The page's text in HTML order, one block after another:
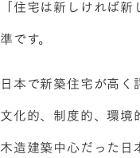
「住宅は新しければ
準です。
日本で新築住宅が高く
文化的、制度的、環境
木造建築中心だった日